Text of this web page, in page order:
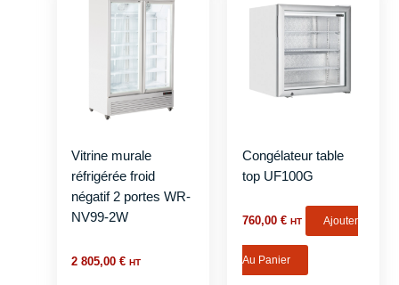
Vitrine murale
réfrigérée froid
négatif 2 portes WR-
NV99-2W
2 805,00€ HT
Congélateur table
top UF100G
760,00 € HT Ajouter
Au Panier